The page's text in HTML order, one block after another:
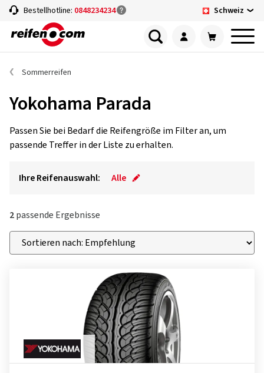
Bestellhotline: 0848234234 Schweiz
Sommerreifen
Yokohama Parada
Passen Sie bei Bedarf die Reifengröße im Filter an, um
passende Treffer in der Liste zu erhalten.
Ihre Reifenauswahl: Alle
2passende Ergebnisse